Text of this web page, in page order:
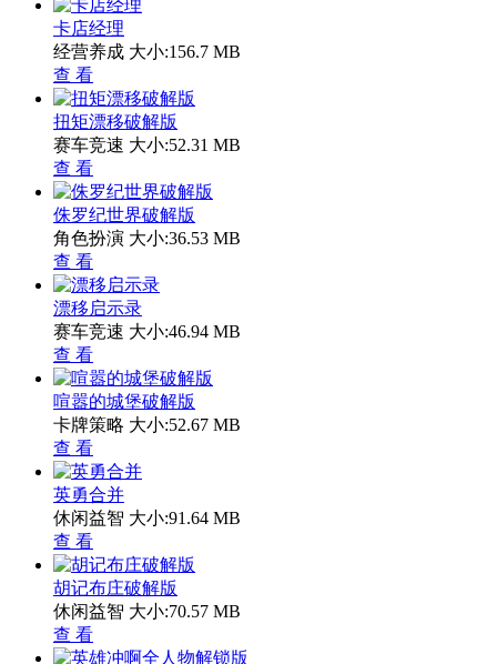
卡店经理
经营养成 大小:156.7 MB
查 看
扭矩漂移破解版
赛车竞速 大小:52.31 MB
查 看
侏罗纪世界破解版
角色扮演 大小:36.53 MB
查 看
漂移启示录
赛车竞速 大小:46.94 MB
查 看
喧嚣的城堡破解版
卡牌策略 大小:52.67 MB
查 看
英勇合并
休闲益智 大小:91.64 MB
查 看
胡记布庄破解版
休闲益智 大小:70.57 MB
查 看